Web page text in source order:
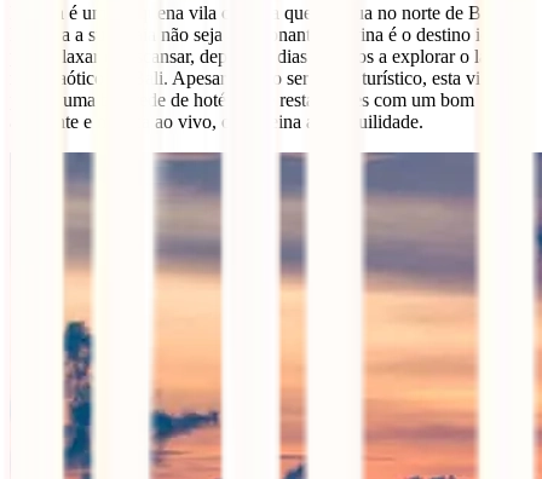
Lovina é uma pequena vila costeira que se situa no norte de Bali.
Embora a sua praia não seja apaixonante, Lovina é o destino ideal
para relaxar e descansar, depois de dias corridos a explorar o lado
mais caótico de Bali. Apesar de não ser muito turístico, esta vila
possui uma boa rede de hotéis e de restaurantes com um bom
ambiente e música ao vivo, onde reina a tranquilidade.